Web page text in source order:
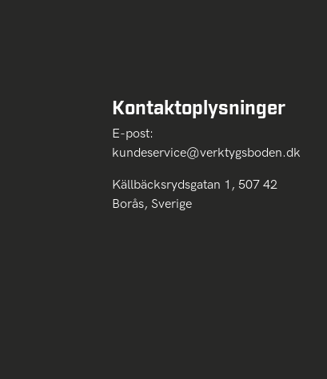
Kontaktoplysninger
E-post:
kundeservice@verktygsboden.dk
Källbäcksrydsgatan 1, 507 42
Borås, Sverige